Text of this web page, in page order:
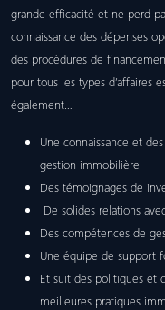
grande efficacité et ne perd
connaissance des dépenses
des procédures de
pour tous les types d’affaires
également…
Une connaissance et
gestion immobilière
Des témoignages de
De solides relations
Des compétences de
Une équipe de support
Et suit des politiques et
meilleures pratiques